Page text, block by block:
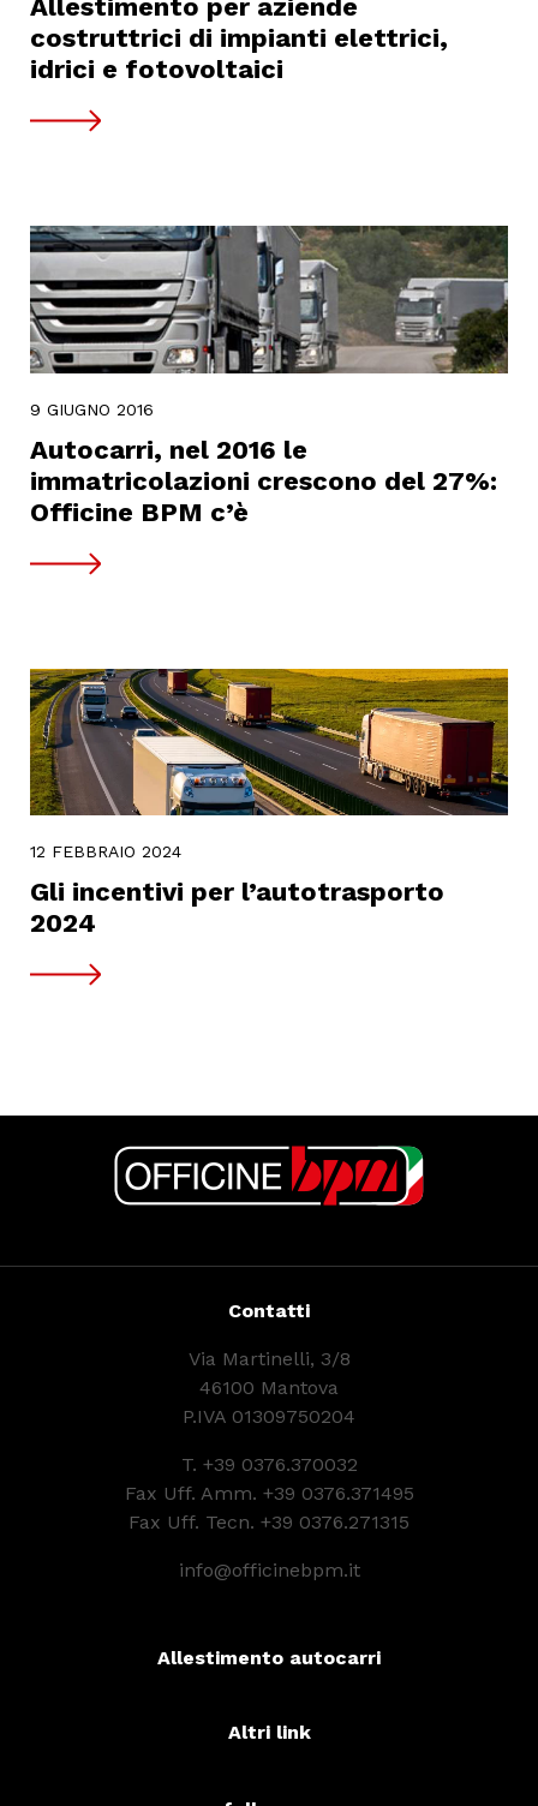
Allestimento per aziende
costruttrici di impianti elettrici,
idrici e fotovoltaici
9 GIUGNO 2016
Autocarri, nel 2016 le
immatricolazioni crescono del 27%:
Officine BPM c’è
12 FEBBRAIO 2024
Gli incentivi per l’autotrasporto
2024
Contatti
Via Martinelli, 3/8
46100 Mantova
P.IVA 01309750204
T. +39 0376.370032
Fax Uff. Amm. +39 0376.371495
Fax Uff. Tecn. +39 0376.271315
info@officinebpm.it
Allestimento autocarri
Altri link